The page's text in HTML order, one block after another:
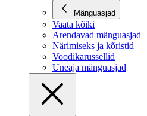
Mänguasjad
Vaata kõiki
Arendavad mänguasjad
Närimiseks ja kõristid
Voodikarussellid
Uneaja mänguasjad